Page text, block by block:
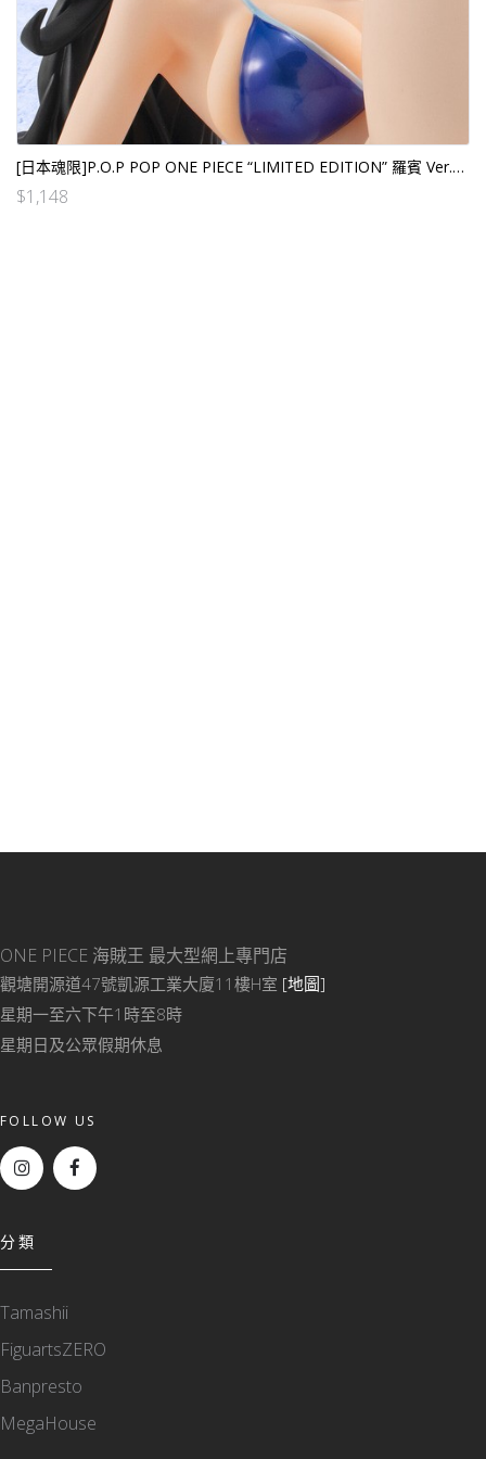
[日本魂限]P.O.P POP ONE PIECE “LIMITED EDITION” 羅賓 Ver.BB_SP 20th (日版)
$1,148
ONE PIECE 海賊王 最大型網上專門店
觀塘開源道47號凱源工業大廈11樓H室 [地圖]
星期一至六下午1時至8時
星期日及公眾假期休息
FOLLOW US
分類
Tamashii
FiguartsZERO
Banpresto
MegaHouse